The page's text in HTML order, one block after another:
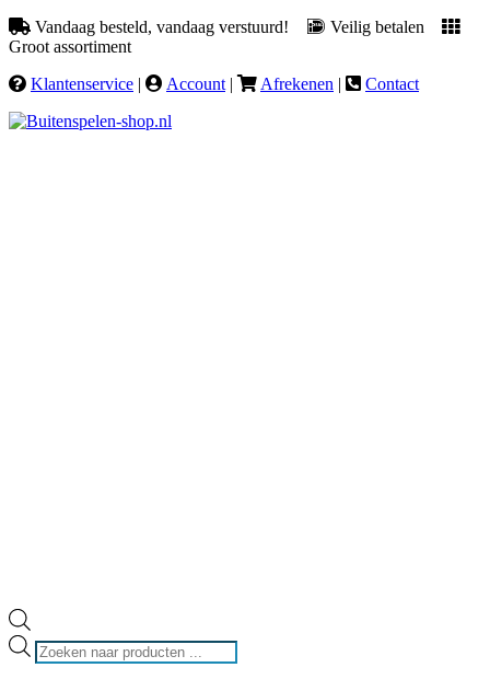
Vandaag besteld, vandaag verstuurd!
Veilig betalen
Groot assortiment
Klantenservice | Account | Afrekenen | Contact
Producten
zoeken